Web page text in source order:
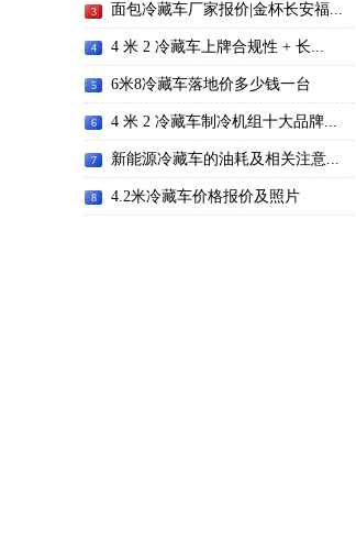
3 面包冷藏车厂家报价|金杯长安福...
4 4 米 2 冷藏车上牌合规性 + 长...
5 6米8冷藏车落地价多少钱一台
6 4 米 2 冷藏车制冷机组十大品牌...
7 新能源冷藏车的油耗及相关注意...
8 4.2米冷藏车价格报价及照片